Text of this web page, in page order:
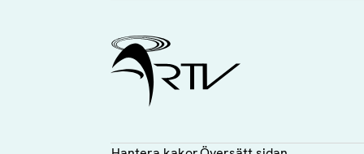
Ålands Radio & TV